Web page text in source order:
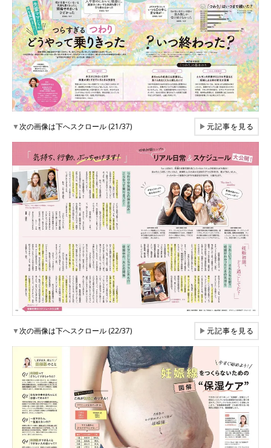
▼次の画像は下へスクロール (21/37) ▶元記事を見る
▼次の画像は下へスクロール (22/37) ▶元記事を見る